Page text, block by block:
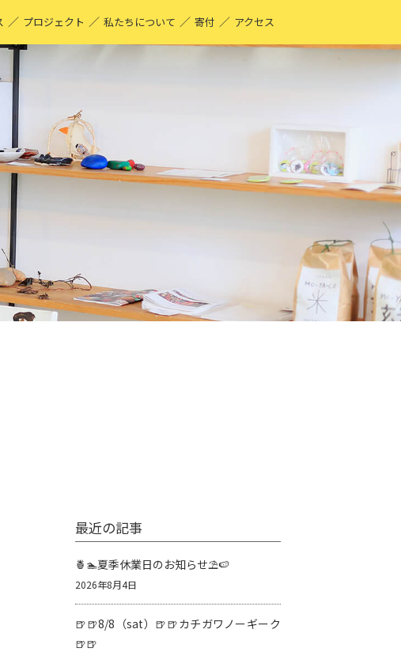
／ プロジェクト
MO-YA-CO UNIQUE PRODUCT！
アーティストページ
MO-YA-CO キフ
／ 私たちについて ／ 寄付 ／ アクセス
最近の記事
🍍🏊夏季休業日のお知らせ⛱️🍉
2026年8月4日
🍺🍺8/8（sat）🍺🍺カチガワノーギーク
🍺🍺